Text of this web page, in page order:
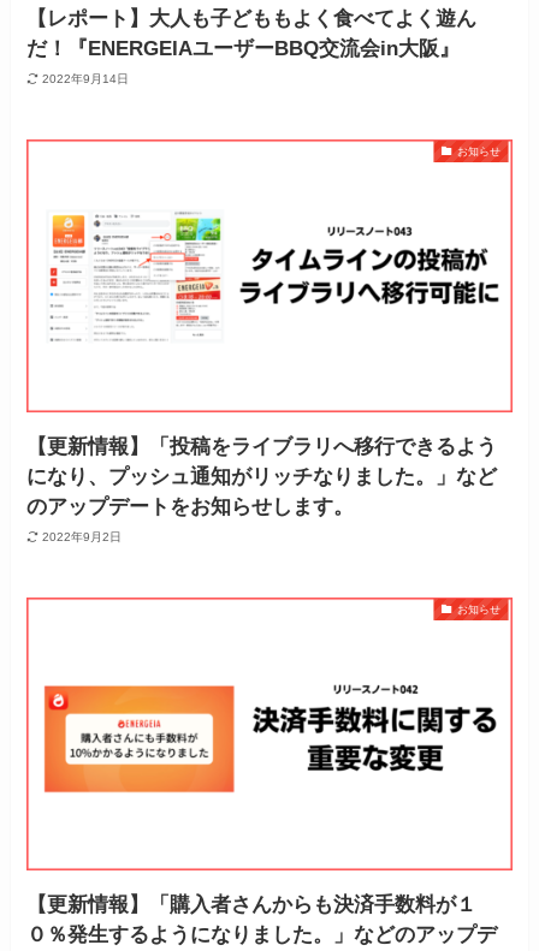
【レポート】大人も子どももよく食べてよく遊ん
だ！『ENERGEIAユーザーBBQ交流会in大阪』
2022年9月14日
お知らせ
【更新情報】「投稿をライブラリへ移行できるよう
になり、プッシュ通知がリッチなりました。」など
のアップデートをお知らせします。
2022年9月2日
お知らせ
【更新情報】「購入者さんからも決済手数料が１
０％発生するようになりました。」などのアップデ